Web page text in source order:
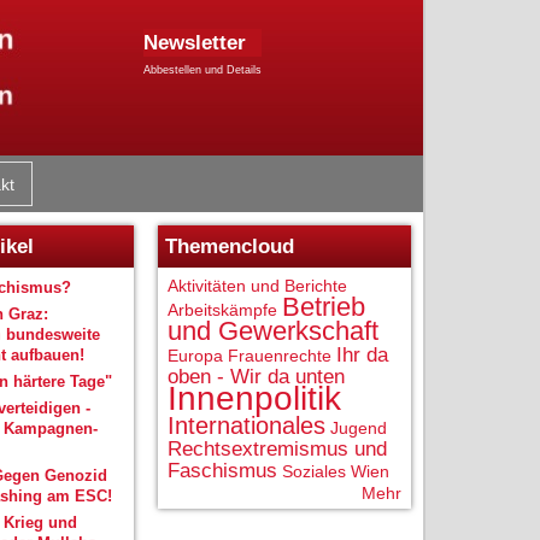
Newsletter
Abbestellen und Details
Graz:
bundesweite
aufbauen!
härtere Tage"
-
Genozid
am ESC!
Krieg und
Themencloud
Aktivitäten und Berichte
Arbeitskämpfe Betrieb
und Gewerkschaft
Europa Frauenrechte Ihr da
oben - Wir da unten
Innenpolitik
Internationales Jugend
Rechtsextremismus und
Faschismus Soziales Wien
Mehr